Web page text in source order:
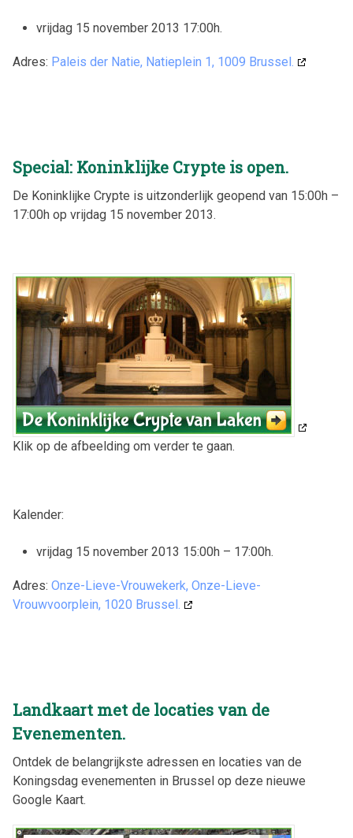
vrijdag 15 november 2013 17:00h.
Adres: Paleis der Natie, Natieplein 1, 1009 Brussel.
Special: Koninklijke Crypte is open.
De Koninklijke Crypte is uitzonderlijk geopend van 15:00h –
17:00h op vrijdag 15 november 2013.
Klik op de afbeelding om verder te gaan.
Kalender:
vrijdag 15 november 2013 15:00h – 17:00h.
Adres: Onze-Lieve-Vrouwekerk, Onze-Lieve-
Vrouwvoorplein, 1020 Brussel.
Landkaart met de locaties van de
Evenementen.
Ontdek de belangrijkste adressen en locaties van de
Koningsdag evenementen in Brussel op deze nieuwe
Google Kaart.